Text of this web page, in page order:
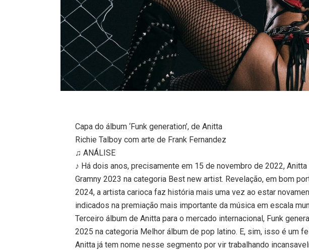
Capa do álbum ‘Funk generation’, de Anitta
Richie Talboy com arte de Frank Fernandez
♫ ANÁLISE
♪ Há dois anos, precisamente em 15 de novembro de 2022,
Gramny 2023 na categoria Best new artist. Revelação, em bom
2024, a artista carioca faz história mais uma vez ao estar
indicados na premiação mais importante da música em escala
Terceiro álbum de Anitta para o mercado internacional, Funk
2025 na categoria Melhor álbum de pop latino. E, sim, isso é um
Anitta já tem nome nesse segmento por vir trabalhando